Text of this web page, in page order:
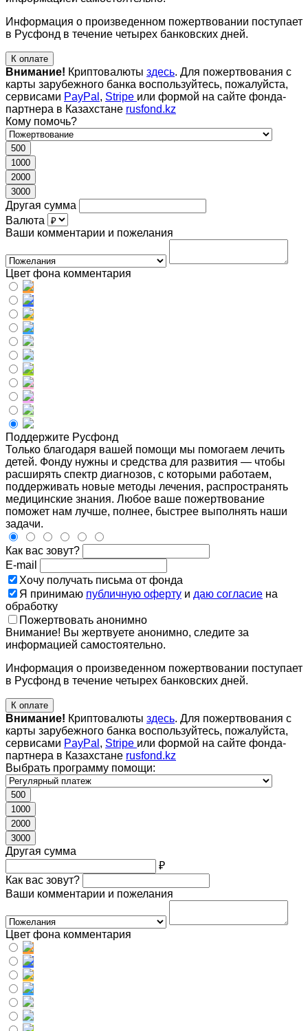
Информация о произведенном пожертвовании поступает
в Русфонд в течение четырех банковских дней.
К оплате
Внимание! Криптовалюты здесь. Для пожертвования с
карты зарубежного банка воспользуйтесь, пожалуйста,
сервисами PayPal , Stripe или формой на сайте фонда-
партнера в Казахстане rusfond.kz
Кому помочь?
500
1000
2000
3000
Другая сумма
Валюта
Ваши комментарии и пожелания
Цвет фона комментария
Поддержите Русфонд
Только благодаря вашей помощи мы помогаем лечить
детей. Фонду нужны и средства для развития — чтобы
расширять спектр диагнозов, с которыми работаем,
поддерживать новые методы лечения, распространять
медицинские знания. Любое ваше пожертвование
поможет нам лучше, полнее, быстрее выполнять наши
задачи.
Как вас зовут?
E-mail
Хочу получать письма от фонда
Я принимаю публичную оферту и даю согласие на
обработку
Пожертвовать анонимно
Внимание! Вы жертвуете анонимно, следите за
информацией самостоятельно.
Информация о произведенном пожертвовании поступает
в Русфонд в течение четырех банковских дней.
К оплате
Внимание! Криптовалюты здесь. Для пожертвования с
карты зарубежного банка воспользуйтесь, пожалуйста,
сервисами PayPal , Stripe или формой на сайте фонда-
партнера в Казахстане rusfond.kz
Выбрать программу помощи:
500
1000
2000
3000
Другая сумма
₽
Как вас зовут?
Ваши комментарии и пожелания
Цвет фона комментария